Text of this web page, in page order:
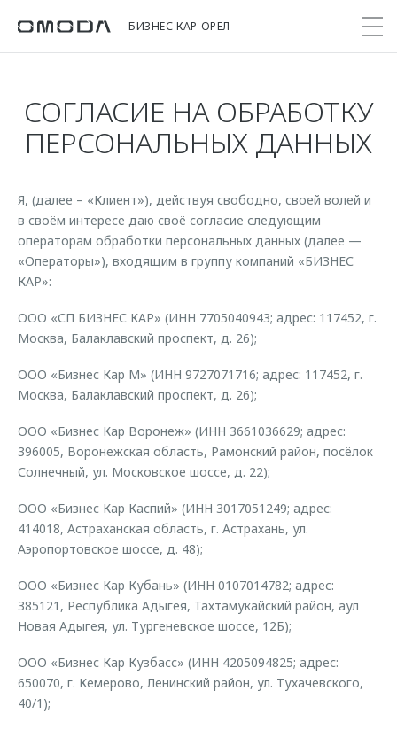
БИЗНЕС КАР ОРЕЛ
Модели
от 2 299 000 ₽*
C7
от 2 739 000 ₽*
Покупателям
Сравнить комплектации
Записаться на тест-драйв
Cпецпредложения
Прайс-листы
OMODA Лизинг
Кредитные программы
Кредитный калькулятор
Аксессуары
Одежда и сувениры
Оригинальные аксессуары
Запчасти
Трейд-ин
Калькулятор трейд-ин
Владельцам
Записаться на сервис
Кузовной ремонт
Поддержка
Гарантия
Руководства по эксплуатации
O&J Автоклуб
Клуб владельцев OMODA
Приложение O&J
Аксессуары
Оригинальные аксессуары
Запчасти
Мир OMODA
Новости
Онлайн-сервисы
Приложение O&J
Бренд JAECOO
Правовая информация
СОГЛАСИЕ НА ОБРАБОТКУ
ПЕРСОНАЛЬНЫХ ДАННЫХ
Я, (далее – «Клиент»), действуя свободно, своей волей и
в своём интересе даю своё согласие следующим
операторам обработки персональных данных (далее —
«Операторы»), входящим в группу компаний «БИЗНЕС
КАР»:
ООО «СП БИЗНЕС КАР» (ИНН 7705040943; адрес: 117452, г.
Москва, Балаклавский проспект, д. 26);
ООО «Бизнес Кар М» (ИНН 9727071716; адрес: 117452, г.
Москва, Балаклавский проспект, д. 26);
ООО «Бизнес Кар Воронеж» (ИНН 3661036629; адрес:
396005, Воронежская область, Рамонский район, посёлок
Солнечный, ул. Московское шоссе, д. 22);
ООО «Бизнес Кар Каспий» (ИНН 3017051249; адрес:
414018, Астраханская область, г. Астрахань, ул.
Аэропортовское шоссе, д. 48);
ООО «Бизнес Кар Кубань» (ИНН 0107014782; адрес:
385121, Республика Адыгея, Тахтамукайский район, аул
Новая Адыгея, ул. Тургеневское шоссе, 12Б);
ООО «Бизнес Кар Кузбасс» (ИНН 4205094825; адрес:
650070, г. Кемерово, Ленинский район, ул. Тухачевского,
40/1);